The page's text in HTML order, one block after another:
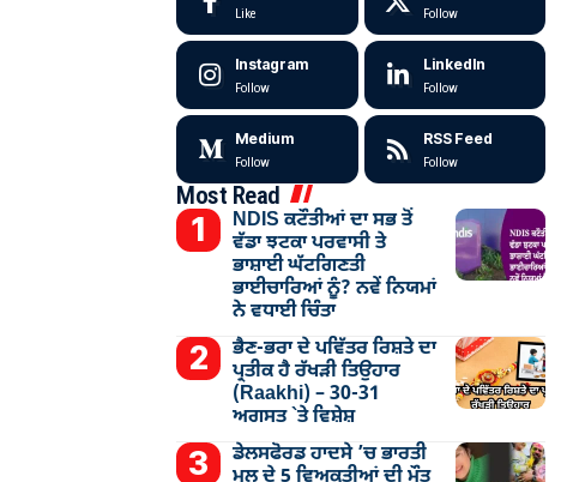
Like Follow
Instagram
Follow
LinkedIn
Follow
Medium
Follow
RSS Feed
Follow
Most Read
NDIS ਕਟੌਤੀਆਂ ਦਾ ਸਭ ਤੋਂ
ਵੱਡਾ ਝਟਕਾ ਪਰਵਾਸੀ ਤੇ
ਭਾਸ਼ਾਈ ਘੱਟਗਿਣਤੀ
ਭਾਈਚਾਰਿਆਂ ਨੂੰ? ਨਵੇਂ ਨਿਯਮਾਂ
ਨੇ ਵਧਾਈ ਚਿੰਤਾ
ਭੈਣ-ਭਰਾ ਦੇ ਪਵਿੱਤਰ ਰਿਸ਼ਤੇ ਦਾ
ਪ੍ਰਤੀਕ ਹੈ ਰੱਖੜੀ ਤਿਉਹਾਰ
(Raakhi) – 30-31
ਅਗਸਤ `ਤੇ ਵਿਸ਼ੇਸ਼
ਡੇਲਸਫੋਰਡ ਹਾਦਸੇ ’ਚ ਭਾਰਤੀ
ਮੂਲ ਦੇ 5 ਵਿਅਕਤੀਆਂ ਦੀ ਮੌਤ